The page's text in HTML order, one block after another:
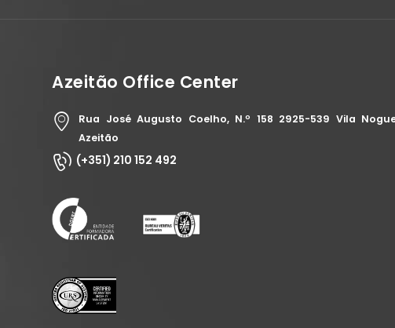
Azeitão Office Center
Rua José Augusto Coelho, N.º 158 2925-539 Vila
Azeitão
(+351) 210 152 492